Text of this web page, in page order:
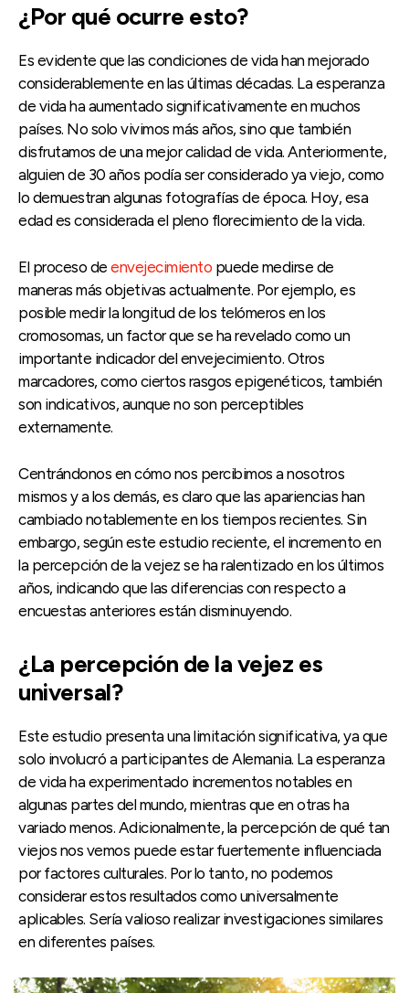
¿Por qué ocurre esto?
Es evidente que las condiciones de vida han mejorado
considerablemente en las últimas décadas. La esperanza
de vida ha aumentado significativamente en muchos
países. No solo vivimos más años, sino que también
disfrutamos de una mejor calidad de vida. Anteriormente,
alguien de 30 años podía ser considerado ya viejo, como
lo demuestran algunas fotografías de época. Hoy, esa
edad es considerada el pleno florecimiento de la vida.
El proceso de envejecimiento puede medirse de
maneras más objetivas actualmente. Por ejemplo, es
posible medir la longitud de los telómeros en los
cromosomas, un factor que se ha revelado como un
importante indicador del envejecimiento. Otros
marcadores, como ciertos rasgos epigenéticos, también
son indicativos, aunque no son perceptibles
externamente.
Centrándonos en cómo nos percibimos a nosotros
mismos y a los demás, es claro que las apariencias han
cambiado notablemente en los tiempos recientes. Sin
embargo, según este estudio reciente, el incremento en
la percepción de la vejez se ha ralentizado en los últimos
años, indicando que las diferencias con respecto a
encuestas anteriores están disminuyendo.
¿La percepción de la vejez es
universal?
Este estudio presenta una limitación significativa, ya que
solo involucró a participantes de Alemania. La esperanza
de vida ha experimentado incrementos notables en
algunas partes del mundo, mientras que en otras ha
variado menos. Adicionalmente, la percepción de qué tan
viejos nos vemos puede estar fuertemente influenciada
por factores culturales. Por lo tanto, no podemos
considerar estos resultados como universalmente
aplicables. Sería valioso realizar investigaciones similares
en diferentes países.